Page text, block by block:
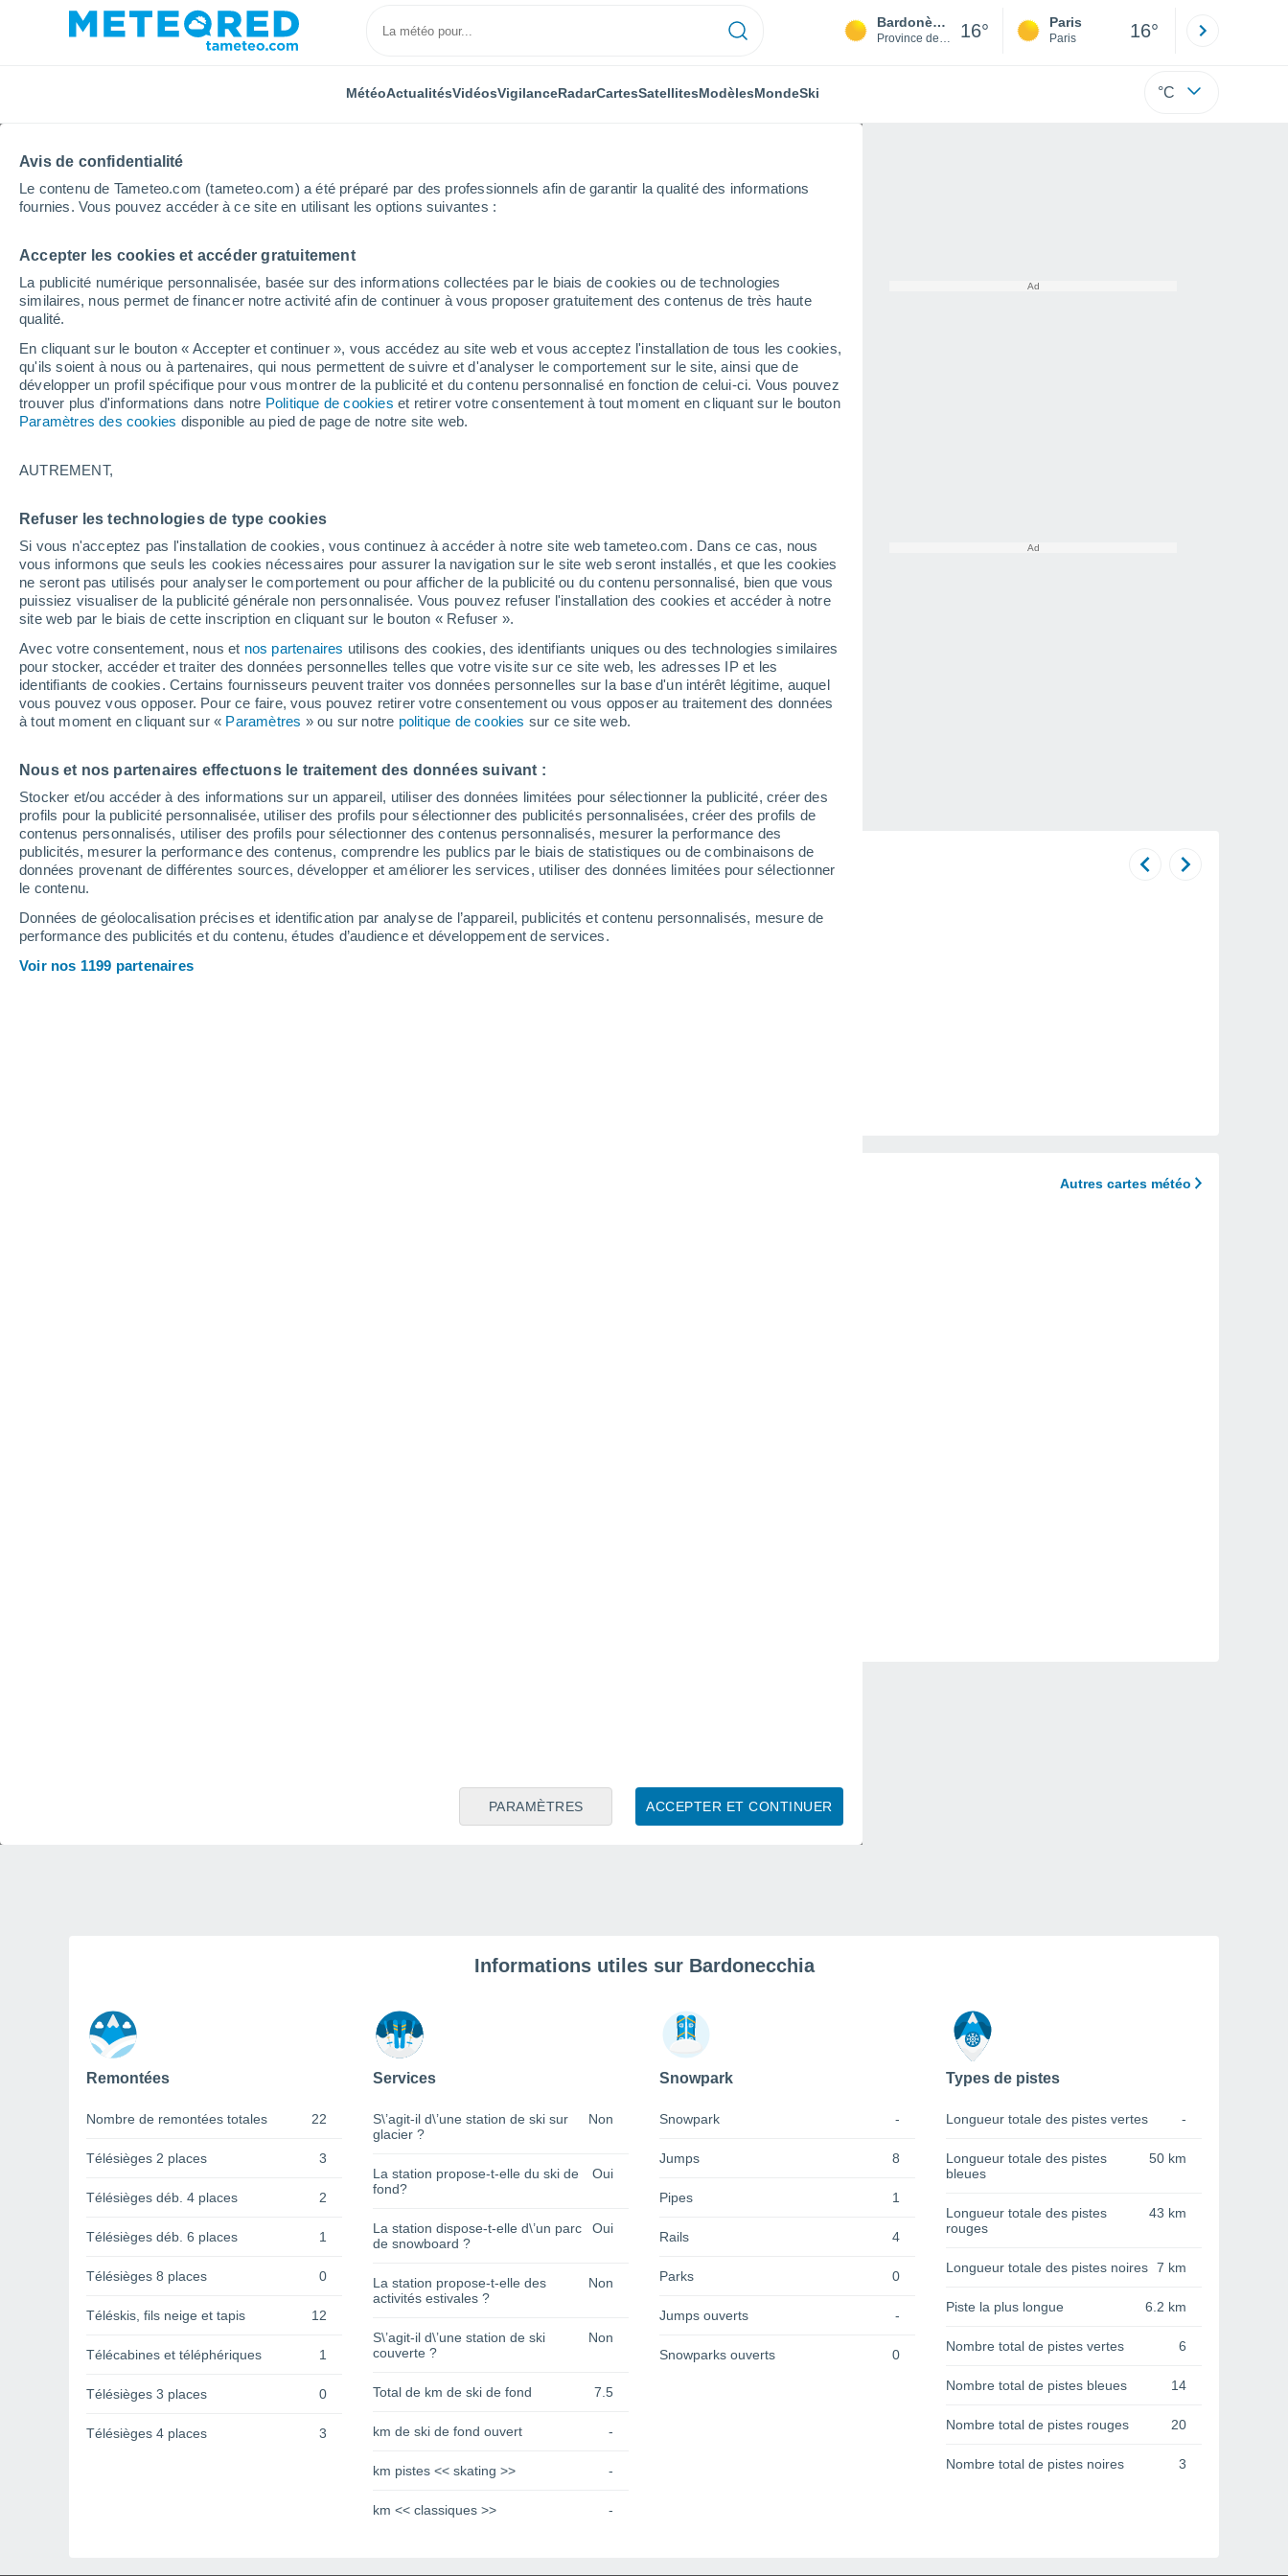
Avis de confidentialité
Le contenu de Tameteo.com (tameteo.com) a été préparé par des professionnels afin de garantir la qualité des informations
fournies. Vous pouvez accéder à ce site en utilisant les options suivantes :
Accepter les cookies et accéder gratuitement
La publicité numérique personnalisée, basée sur des informations collectées par le biais de cookies ou de technologies
similaires, nous permet de financer notre activité afin de continuer à vous proposer gratuitement des contenus de très haute
qualité.
En cliquant sur le bouton « Accepter et continuer », vous accédez au site web et vous acceptez l'installation de tous les cookies,
qu'ils soient à nous ou à partenaires, qui nous permettent de suivre et d'analyser le comportement sur le site, ainsi que de
développer un profil spécifique pour vous montrer de la publicité et du contenu personnalisé en fonction de celui-ci. Vous pouvez
trouver plus d'informations dans notre Politique de cookies et retirer votre consentement à tout moment en cliquant sur le bouton
Paramètres des cookies disponible au pied de page de notre site web.
AUTREMENT,
Refuser les technologies de type cookies
Si vous n'acceptez pas l'installation de cookies, vous continuez à accéder à notre site web tameteo.com. Dans ce cas, nous
vous informons que seuls les cookies nécessaires pour assurer la navigation sur le site web seront installés, et que les cookies
ne seront pas utilisés pour analyser le comportement ou pour afficher de la publicité ou du contenu personnalisé, bien que vous
puissiez visualiser de la publicité générale non personnalisée. Vous pouvez refuser l'installation des cookies et accéder à notre
site web par le biais de cette inscription en cliquant sur le bouton « Refuser ».
Avec votre consentement, nous et nos partenaires utilisons des cookies, des identifiants uniques ou des technologies similaires
pour stocker, accéder et traiter des données personnelles telles que votre visite sur ce site web, les adresses IP et les
identifiants de cookies. Certains fournisseurs peuvent traiter vos données personnelles sur la base d'un intérêt légitime, auquel
vous pouvez vous opposer. Pour ce faire, vous pouvez retirer votre consentement ou vous opposer au traitement des données
à tout moment en cliquant sur « Paramètres » ou sur notre politique de cookies sur ce site web.
Nous et nos partenaires effectuons le traitement des données suivant :
Stocker et/ou accéder à des informations sur un appareil, utiliser des données limitées pour sélectionner la publicité, créer des
profils pour la publicité personnalisée, utiliser des profils pour sélectionner des publicités personnalisées, créer des profils de
contenus personnalisés, utiliser des profils pour sélectionner des contenus personnalisés, mesurer la performance des
publicités, mesurer la performance des contenus, comprendre les publics par le biais de statistiques ou de combinaisons de
données provenant de différentes sources, développer et améliorer les services, utiliser des données limitées pour sélectionner
le contenu.
Données de géolocalisation précises et identification par analyse de l’appareil, publicités et contenu personnalisés, mesure de
performance des publicités et du contenu, études d’audience et développement de services.
Voir nos 1199 partenaires
ACCEPTER ET CONTINUER
PARAMÈTRES
Bardonèche
Province de Turin 16° Paris
Paris 16°
MétéoActualitésVidéosVigilanceRadarCartesSatellitesModèlesMondeSki °C
Accueil Italie Verbano-Cusio-Ossola
Fermée
Bardonecchia
Ouverture
Il manque 118 jours
Fermeture
Aujourd´hui
8 Août
Demain
9 Août
Lundi
10 Août
Bulletin enneigement pour aujourd'hui
Pistes par niveau de difficulté 6 14 20 3
Kilomètres skiables 0 / 100
Pistes ouvertes 0 / 43
Remontées 0 / 22
État de la neige
Epaisseur de neige au sommet -
Tyoe de neige à la base
Tyoe de neige au sommet
Webcams - Bardonecchia
Autres cartes météo
Informations utiles sur Bardonecchia
Remontées
Nombre de remontées totales 22
Télésièges 2 places 3
Télésièges déb. 4 places 2
Télésièges déb. 6 places 1
Télésièges 8 places 0
Téléskis, fils neige et tapis 12
Télécabines et téléphériques 1
Télésièges 3 places 0
Télésièges 4 places 3
Services
S\’agit-il d\’une station de ski sur
glacier ?
Non
La station propose-t-elle du ski de
fond?
Oui
La station dispose-t-elle d\’un parc
de snowboard ?
Oui
La station propose-t-elle des
activités estivales ?
Non
S\’agit-il d\’une station de ski
couverte ?
Non
Total de km de ski de fond 7.5
km de ski de fond ouvert -
km pistes << skating >> -
km << classiques >> -
Snowpark
Snowpark -
Jumps 8
Pipes 1
Rails 4
Parks 0
Jumps ouverts -
Snowparks ouverts 0
Types de pistes
Longueur totale des pistes vertes -
Longueur totale des pistes
bleues
50 km
Longueur totale des pistes
rouges
43 km
Longueur totale des pistes noires 7 km
Piste la plus longue 6.2 km
Nombre total de pistes vertes 6
Nombre total de pistes bleues 14
Nombre total de pistes rouges 20
Nombre total de pistes noires 3